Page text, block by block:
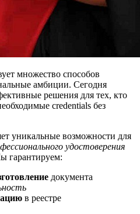
множество способов
амбиции. Сегодня
решения для тех, кто
credentials без
уникальные возможности для
удостоверения
гарантируем:
документа
в реестре